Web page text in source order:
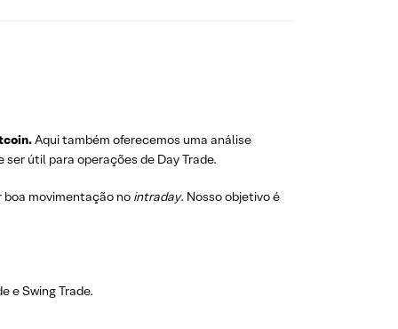
Aqui também oferecemos uma análise
útil para operações de Day Trade.
movimentação no intraday. Nosso objetivo é
e Swing Trade.